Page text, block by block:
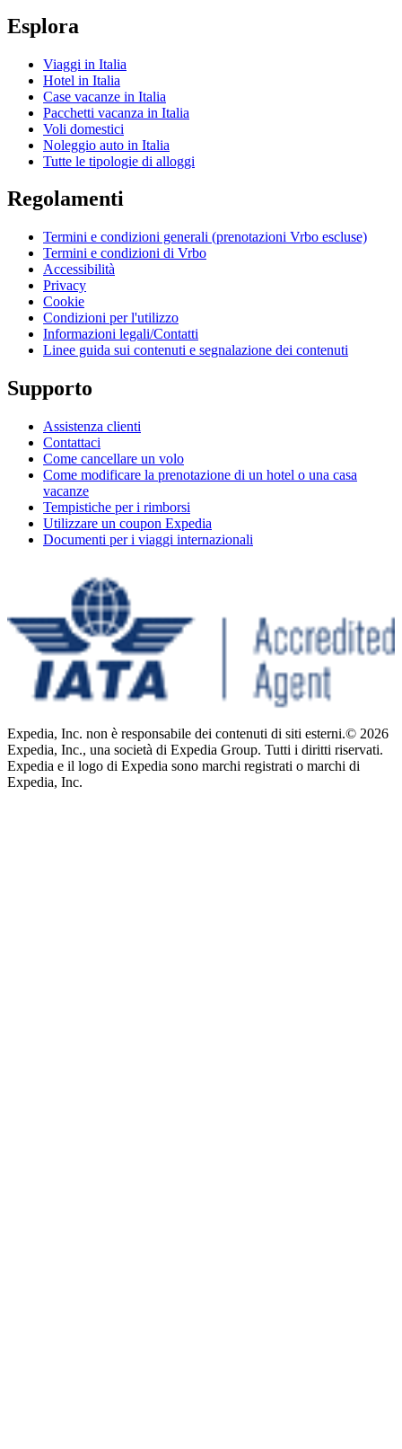
Esplora
Viaggi in Italia
Hotel in Italia
Case vacanze in Italia
Pacchetti vacanza in Italia
Voli domestici
Noleggio auto in Italia
Tutte le tipologie di alloggi
Regolamenti
Termini e condizioni generali (prenotazioni Vrbo escluse)
Termini e condizioni di Vrbo
Accessibilità
Privacy
Cookie
Condizioni per l'utilizzo
Informazioni legali/Contatti
Linee guida sui contenuti e segnalazione dei contenuti
Supporto
Assistenza clienti
Contattaci
Come cancellare un volo
Come modificare la prenotazione di un hotel o una casa
vacanze
Tempistiche per i rimborsi
Utilizzare un coupon Expedia
Documenti per i viaggi internazionali
Expedia, Inc. non è responsabile dei contenuti di siti esterni.© 2026
Expedia, Inc., una società di Expedia Group. Tutti i diritti riservati.
Expedia e il logo di Expedia sono marchi registrati o marchi di
Expedia, Inc.